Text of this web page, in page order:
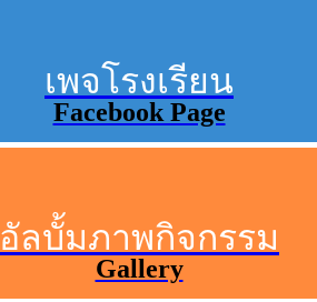
เพจโรงเรียน
Facebook Page
อัลบั้มภาพกิจกรรม
Gallery